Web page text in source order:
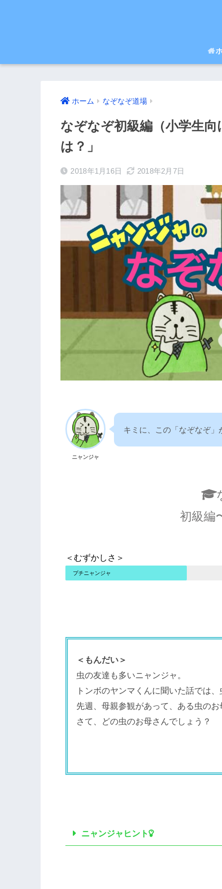
ホーム なぞなぞ道場
なぞなぞ初級編（小学生
は？」
2018年1月16日 2018年2月7日
ニャンジャ
キミに、この「なぞなぞ」
初級編
＜むずかしさ＞
プチニャンジャ
＜もんだい＞
虫の友達も多いニャンジャ。
トンボのヤンマくんに聞いた話では
先週、母親参観があって、ある虫の
さて、どの虫のお母さんでしょう？
ニャンジャヒント